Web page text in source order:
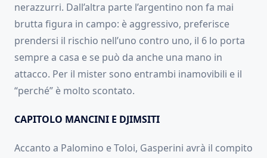
nerazzurri. Dall’altra parte l’argentino non fa mai
brutta figura in campo: è aggressivo, preferisce
prendersi il rischio nell’uno contro uno, il 6 lo porta
sempre a casa e se può da anche una mano in
attacco. Per il mister sono entrambi inamovibili e il
“perché” è molto scontato.
CAPITOLO MANCINI E DJIMSITI
Accanto a Palomino e Toloi, Gasperini avrà il compito